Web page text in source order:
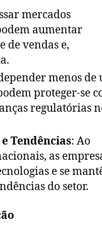
mercados
aumentar
de vendas e,
menos de
proteger-se
regulatórias
Tendências: Ao
as
e se
do setor.